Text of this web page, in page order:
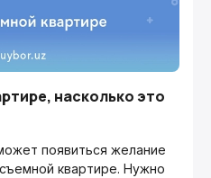
насколько это
появиться желание
квартире. Нужно